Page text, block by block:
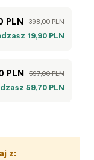
PLN 398,00 PLN
19,90 PLN
PLN 597,00 PLN
59,70 PLN
z: